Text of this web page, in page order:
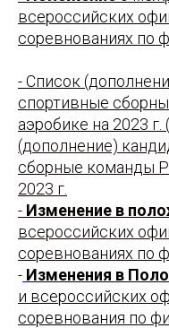
всероссийских
соревнованиях по
- Список
спортивные
аэробике на 2023 г.
(дополнение)
сборные команды
2023 г.
- Изменение в
всероссийских
соревнованиях по
- Изменения в
и всероссийских
соревнования по